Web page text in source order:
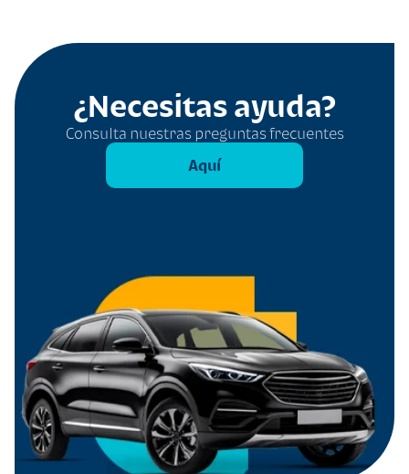
¿Necesitas ayuda?
Consulta nuestras preguntas frecuentes
Aquí